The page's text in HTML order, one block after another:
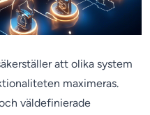
att olika system
maximeras.
väldefinierade